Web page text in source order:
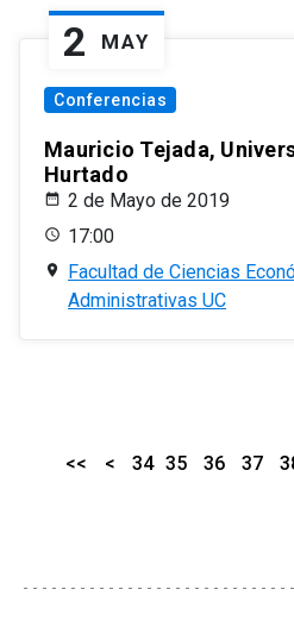
2 MAY
Conferencias
Mauricio Tejada,
Hurtado
2 de Mayo de 2019
17:00
Facultad de Ciencias
Administrativas UC
<< < 34 35 36 37